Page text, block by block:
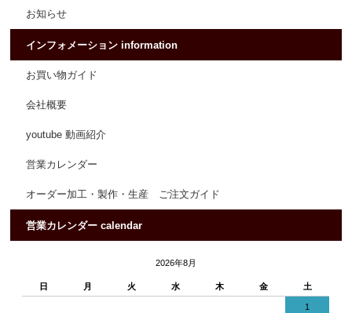
お知らせ
インフォメーション information
お買い物ガイド
会社概要
youtube 動画紹介
営業カレンダー
オーダー加工・製作・生産 ご注文ガイド
営業カレンダー calendar
2026年8月
日 月 火 水 木 金 土
1